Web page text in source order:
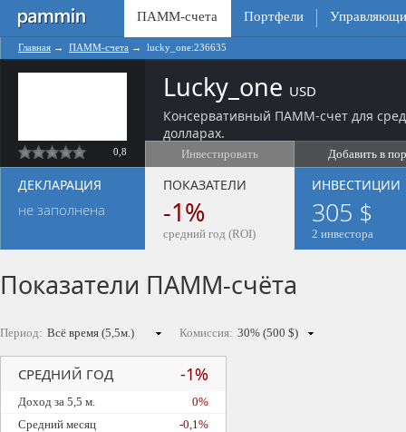
ПАММ-счета Портфели
Главная → ПАММ-счета → lucky_one:236635
0,8
Lucky_one USD
Консервативный ПАММ-счет для
долларах.
Инвестировать Добавить в
ДЕКЛАРАЦИЯ
не заполнена
ПОКАЗАТЕЛИ
-1%
средний год (ROI)
ИНВЕСТИЦИИ
305 $
2 инвестора
Показатели ПАММ-счёта
Период: Комиссия:
СРЕДНИЙ ГОД -1%
Доход за 5,5 м.
0%
Средний месяц
-0,1%